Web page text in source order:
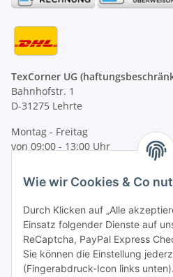
TexCorner UG
Bahnhofstr. 1
D-31275 Lehrte
Montag - Freitag
von 09:00 - 13:00 Uhr
Tel: +49 (0) 5132 8230689
E-Mail:mail@texcorner.de
Wie wir Cookies & Co
Durch Klicken auf „Alle
Einsatz folgender Dienste auf
ReCaptcha, PayPal Express
Sie können die Einstellung
(Fingerabdruck-Icon links